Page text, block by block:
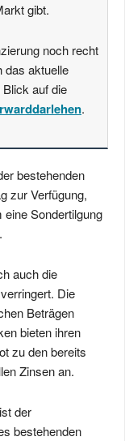
gibt.
noch recht
das aktuelle
auf die
.
bestehenden
zur Verfügung,
Sondertilgung
auch die
Die
Beträgen
bieten ihren
zu den bereits
Zinsen an.
der
bestehenden